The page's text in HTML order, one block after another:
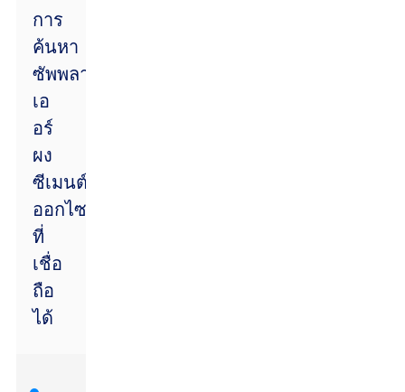
การ
ค้นหา
ซัพพลาย
เอ
อร์
ผง
ซีเมนต์
ออกไซด์
ที่
เชื่อ
ถือ
ได้